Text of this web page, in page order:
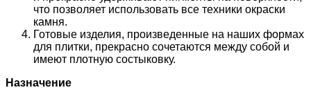
что позволяет использовать все техники окраски
камня.
Готовые изделия, произведенные на наших формах
для плитки, прекрасно сочетаются между собой и
имеют плотную состыковку.
Назначение